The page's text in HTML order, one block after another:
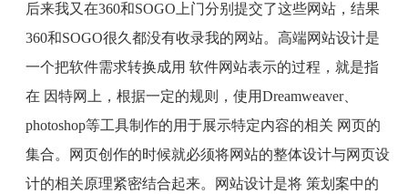
后来我又在360和SOGO 上门分别提交了这些网站，结果
360和SOGO很久都没有收录我的网站。高端网站设计是
一个把软件需求转换成用 软件网站表示的过程，就是指
在 因特网上，根据一定的规则，使用Dreamweaver、
photoshop等工具制作的用于展示特定内容的相关 网页的
集合。网页创作的时候就必须将网站的整体设计与网页设
计的相关原理紧密结合起来。网站设计是将 策划案中的